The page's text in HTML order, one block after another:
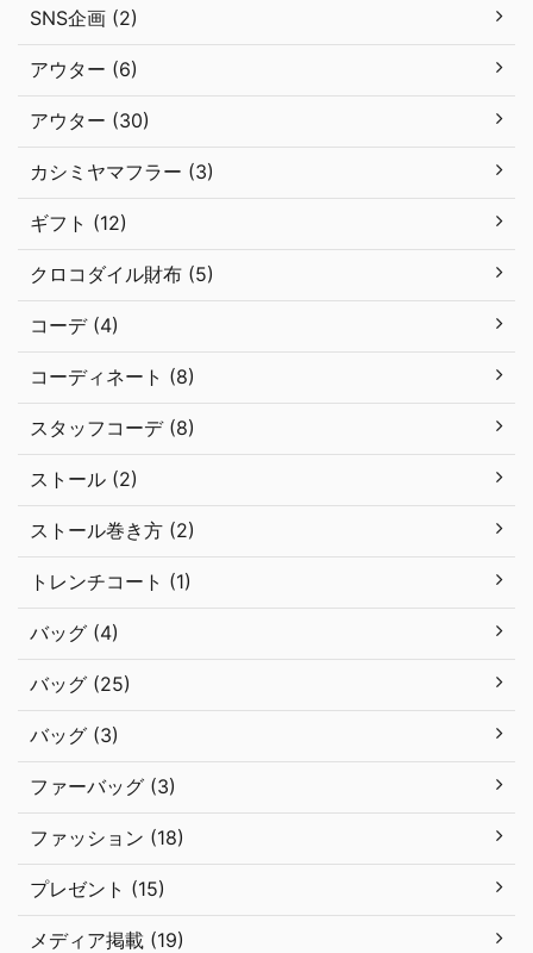
SNS企画 (2)
アウター (6)
アウター (30)
カシミヤマフラー (3)
ギフト (12)
クロコダイル財布 (5)
コーデ (4)
コーディネート (8)
スタッフコーデ (8)
ストール (2)
ストール巻き方 (2)
トレンチコート (1)
バッグ (4)
バッグ (25)
バッグ (3)
ファーバッグ (3)
ファッション (18)
プレゼント (15)
メディア掲載 (19)